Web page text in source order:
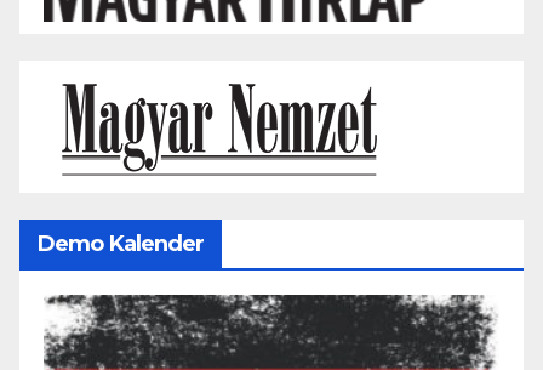
Demo Kalender